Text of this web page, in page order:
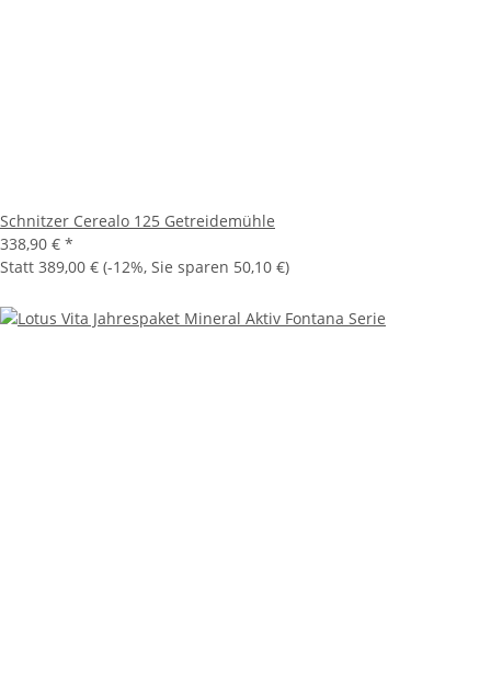
Schnitzer Cerealo 125 Getreidemühle
338,90 € *
Statt 389,00 € (-12%, Sie sparen 50,10 €)